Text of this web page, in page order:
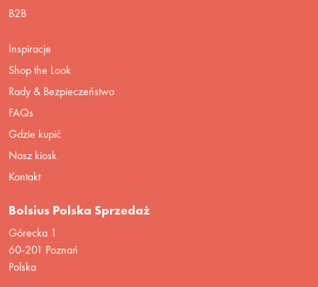
B2B
Inspiracje
Shop the Look
Rady & Bezpieczeństwo
FAQs
Gdzie kupić
Nasz kiosk
Kontakt
Bolsius Polska Sprzedaż
Górecka 1
60-201 Poznań
Polska